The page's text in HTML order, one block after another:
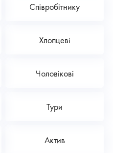
Співробітнику
Хлопцеві
Чоловікові
Тури
Актив